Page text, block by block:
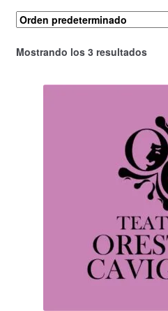
Mostrando los 3 resultados